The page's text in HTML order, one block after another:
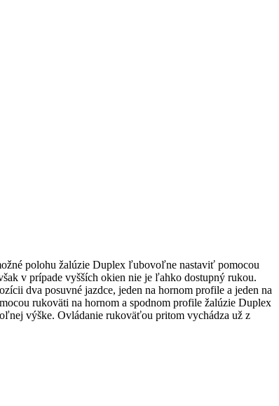
polohu žalúzie Duplex ľubovoľne nastaviť pomocou
v prípade vyšších okien nie je ľahko dostupný rukou.
dva posuvné jazdce, jeden na hornom profile a jeden na
rukoväti na hornom a spodnom profile žalúzie Duplex
výške. Ovládanie rukoväťou pritom vychádza už z